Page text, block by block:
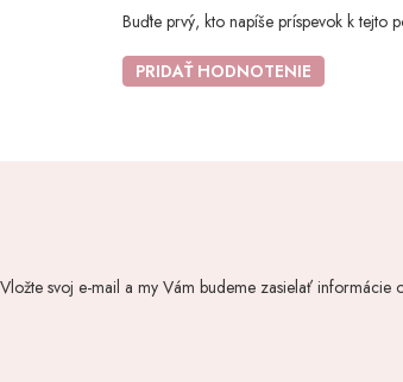
Buďte prvý, kto napíše príspevok k tejto
PRIDAŤ HODNOTENIE
Vložte svoj e-mail a my Vám budeme zasielať informácie